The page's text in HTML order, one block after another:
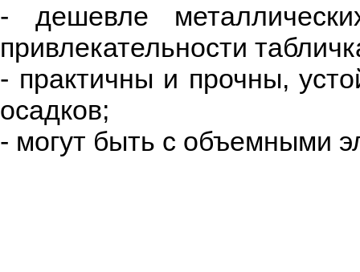
- дешевле
привлекательности
- практичны и прочны,
осадков;
- могут быть с объемными